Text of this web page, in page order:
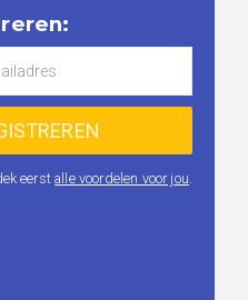
eerstalle voordelen voor jou.